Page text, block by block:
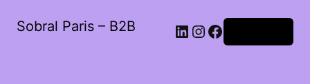
Sobral Paris – B2B LinkedIn
Instagram
Facebook